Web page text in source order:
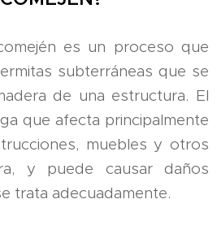
es un proceso que
subterráneas que se
de una estructura. El
que afecta principalmente
muebles y otros
y puede causar daños
trata adecuadamente.